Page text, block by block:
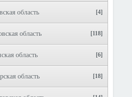
область [4]
область [118]
область [6]
область [18]